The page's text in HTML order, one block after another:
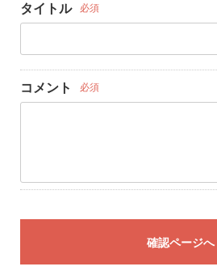
タイトル 必須
コメント 必須
確認ページへ